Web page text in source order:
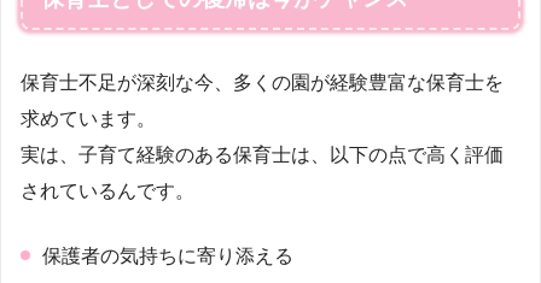
保育士不足が深刻な今、多くの園が経験豊富な保育士を
求めています。
実は、子育て経験のある保育士は、以下の点で高く評価
されているんです。
保護者の気持ちに寄り添える